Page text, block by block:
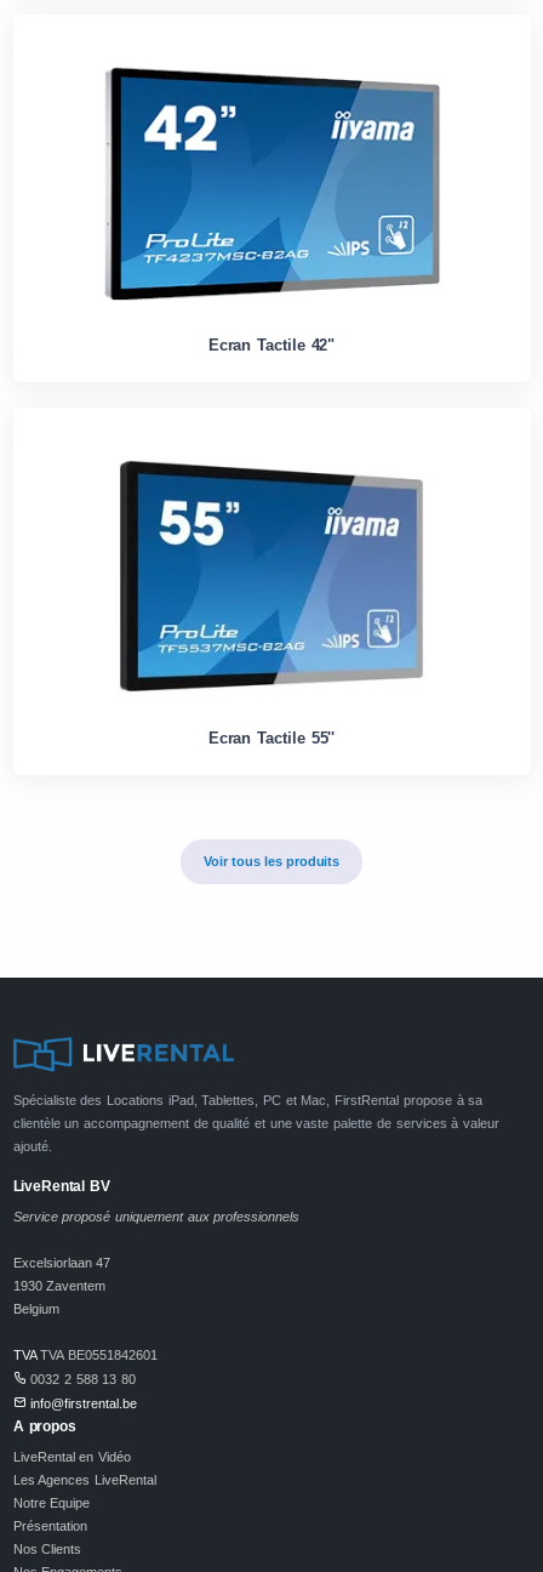
Ecran Tactile 42"
Ecran Tactile 55''
Voir tous les produits
Spécialiste des Locations iPad, Tablettes, PC et Mac, FirstRental propose à sa
clientèle un accompagnement de qualité et une vaste palette de services à valeur
ajouté.
LiveRental BV
Service proposé uniquement aux professionnels
Excelsiorlaan 47
1930 Zaventem
Belgium
TVATVA BE0551842601
0032 2 588 13 80
info@firstrental.be
A propos
LiveRental en Vidéo
Les Agences LiveRental
Notre Equipe
Présentation
Nos Clients